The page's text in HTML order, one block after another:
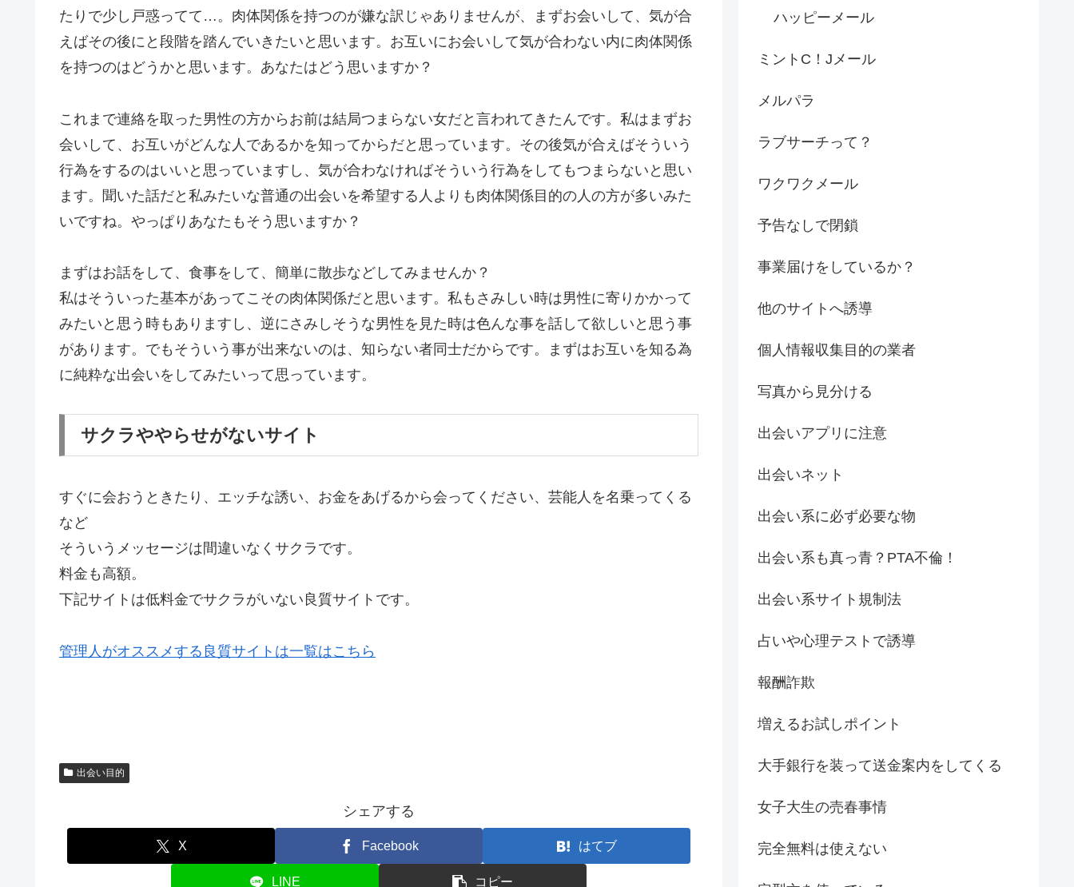
たりで少し戸惑ってて…。肉体関係を持つのが嫌な訳じゃありませんが、まずお会いして、気が合
えばその後にと段階を踏んでいきたいと思います。お互いにお会いして気が合わない内に肉体関係
を持つのはどうかと思います。あなたはどう思いますか？
これまで連絡を取った男性の方からお前は結局つまらない女だと言われてきたんです。私はまずお
会いして、お互いがどんな人であるかを知ってからだと思っています。その後気が合えばそういう
行為をするのはいいと思っていますし、気が合わなければそういう行為をしてもつまらないと思い
ます。聞いた話だと私みたいな普通の出会いを希望する人よりも肉体関係目的の人の方が多いみた
いですね。やっぱりあなたもそう思いますか？
まずはお話をして、食事をして、簡単に散歩などしてみませんか？
私はそういった基本があってこその肉体関係だと思います。私もさみしい時は男性に寄りかかって
みたいと思う時もありますし、逆にさみしそうな男性を見た時は色んな事を話して欲しいと思う事
があります。でもそういう事が出来ないのは、知らない者同士だからです。まずはお互いを知る為
に純粋な出会いをしてみたいって思っています。
サクラややらせがないサイト
すぐに会おうときたり、エッチな誘い、お金をあげるから会ってください、芸能人を名乗ってくる
など
そういうメッセージは間違いなくサクラです。
料金も高額。
下記サイトは低料金でサクラがいない良質サイトです。
管理人がオススメする良質サイトは一覧はこちら
出会い目的
シェアする
X Facebook はてブ
LINE コピー
ハッピーメール
ミントC！Jメール
メルパラ
ラブサーチって？
ワクワクメール
予告なしで閉鎖
事業届けをしているか？
他のサイトへ誘導
個人情報収集目的の業者
写真から見分ける
出会いアプリに注意
出会いネット
出会い系に必ず必要な物
出会い系も真っ青？PTA不倫！
出会い系サイト規制法
占いや心理テストで誘導
報酬詐欺
増えるお試しポイント
大手銀行を装って送金案内をしてくる
女子大生の売春事情
完全無料は使えない